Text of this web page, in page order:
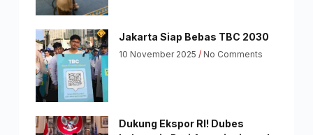
Jakarta Siap Bebas TBC 2030
10 November 2025 No Comments
Dukung Ekspor RI! Dubes